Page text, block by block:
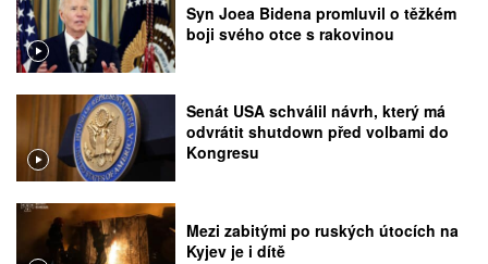
Syn Joea Bidena promluvil o těžkém
boji svého otce s rakovinou
Senát USA schválil návrh, který má
odvrátit shutdown před volbami do
Kongresu
Mezi zabitými po ruských útocích na
Kyjev je i dítě